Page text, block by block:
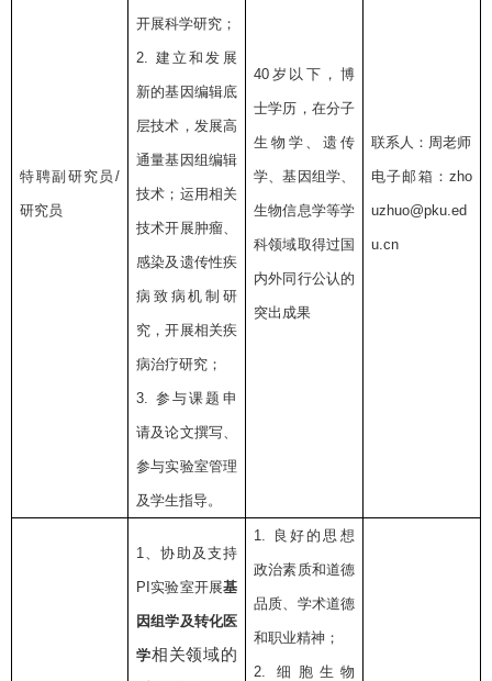
特聘副研究员 /
研究员
开展科学研究；
2. 建立和发展
新的基因编辑底
层技术，发展高
通量基因组编辑
技术；运用相关
技术开展肿瘤、
感染及遗传性疾
病致病机制研
究，开展相关疾
病治疗研究；
3. 参与课题申
请及论文撰写、
参与实验室管理
及学生指导。
40 岁以下，博
士学历，在分子
生物学、遗传
学、基因组学、
生物信息学等学
科领域取得过国
内外同行公认的
突出成果
联系人：周老师
电子邮箱： zho
uzhuo@pku.ed
u.cn
1 、协助及支持
PI实验室开展基
因组学及转化医
学相关领域的
1. 良好的思想
政治素质和道德
品质、学术道德
和职业精神；
2.细胞生物